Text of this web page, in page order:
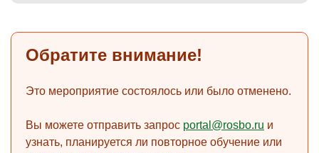
Обратите внимание!
Это мероприятие состоялось или было отменено.
Вы можете отправить запрос portal@rosbo.ru и
узнать, планируется ли повторное обучение или